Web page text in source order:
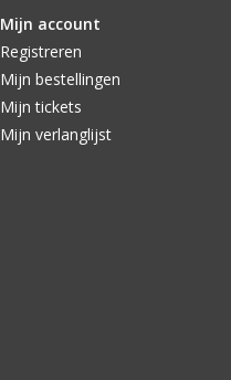
Mijn account
Registreren
Mijn bestellingen
Mijn tickets
Mijn verlanglijst